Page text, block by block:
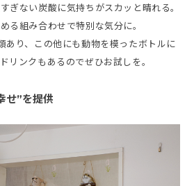
ぎない炭酸に気持ちがスカッと晴れる。
る組み合わせで特別な気分に。
あり、この他にも動物を模ったボトルに
リンクもあるのでぜひお試しを。
せ”を提供